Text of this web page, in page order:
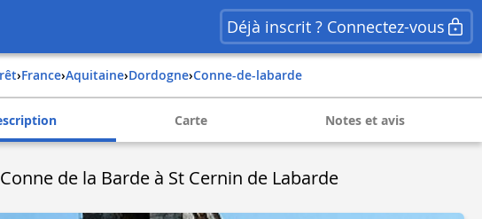
Déjà inscrit ? Connectez-vous
› france› aquitaine› dordogne› conne-de-labarde
Carte Notes et avis
de la Barde à St Cernin de Labarde